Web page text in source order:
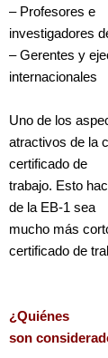
– Profesores e
investigadores
– Gerentes y
internacionales
Uno de los
atractivos de la
certificado de
trabajo. Esto
de la EB-1 sea
mucho más
certificado de
¿Quiénes
son